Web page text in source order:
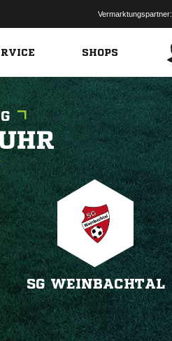
Vermarktungspartner:
SHOPS

SG WEINBACHTAL